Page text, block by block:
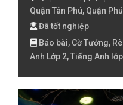
Quận Tân Phú, Quận
Đã tốt nghiệp
Báo bài, Cờ Tướng,
Anh Lớp 2, Tiếng Anh
lớp 11, Văn lớp 12, Văn